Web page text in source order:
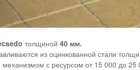
толщиной 40 мм.
из оцинкованной стали
с ресурсом от 15 000 до 25